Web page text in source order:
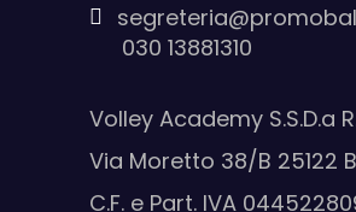
030 13881310
Volley Academy S.S.D.a
Via Moretto 38/B 25122
C.F. e Part. IVA